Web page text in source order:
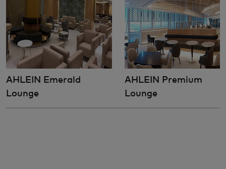
AHLEIN Emerald
Lounge
AHLEIN Premium
Lounge